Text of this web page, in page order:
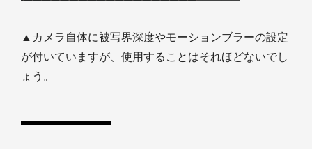
▲カメラ自体に被写界深度やモーションブラーの設定
が付いていますが、使用することはそれほどないでし
ょう。